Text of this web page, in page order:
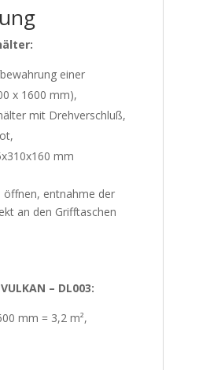
einer
x 1600 mm),
mit Drehverschluß,
mm
öffnen, entnahme der
an den Grifftaschen
– DL003:
mm = 3,2 m²,